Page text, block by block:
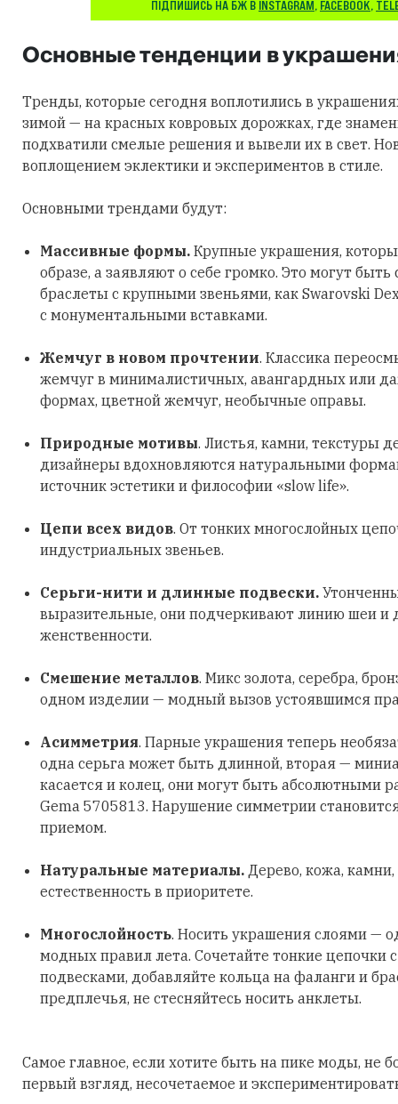
ПІДПИШИСЬ НА БЖ В INSTAGRAM, FACEBOOK,
Основные тенденции в
Тренды, которые сегодня воплотились в
зимой — на красных ковровых дорожках, где
подхватили смелые решения и вывели их в свет.
воплощением эклектики и экспериментов в стиле.
Основными трендами будут:
Массивные формы. Крупные украшения,
образе, а заявляют о себе громко. Это могут быть
браслеты с крупными звеньями, как Swarovski
с монументальными вставками.
Жемчуг в новом прочтении. Классика
жемчуг в минималистичных, авангардных или
формах, цветной жемчуг, необычные оправы.
Природные мотивы. Листья, камни, текстуры
дизайнеры вдохновляются натуральными
источник эстетики и философии «slow life».
Цепи всех видов. От тонких многослойных
индустриальных звеньев.
Серьги-нити и длинные подвески.
выразительные, они подчеркивают линию шеи и
женственности.
Смешение металлов. Микс золота, серебра,
одном изделии — модный вызов устоявшимся
Асимметрия. Парные украшения теперь
одна серьга может быть длинной, вторая —
касается и колец, они могут быть абсолютными
Gema 5705813. Нарушение симметрии
приемом.
Натуральные материалы. Дерево, кожа,
естественность в приоритете.
Многослойность. Носить украшения слоями —
модных правил лета. Сочетайте тонкие цепочки
подвесками, добавляйте кольца на фаланги и
предплечья, не стесняйтесь носить анклеты.
Самое главное, если хотите быть на пике моды, не
первый взгляд, несочетаемое и